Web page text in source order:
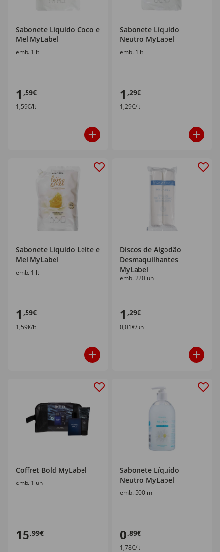
Sabonete Líquido Coco e
Mel MyLabel
emb. 1 lt
1 ,59€
1,59€/lt
Sabonete Líquido
Neutro MyLabel
emb. 1 lt
1 ,29€
1,29€/lt
Sabonete Líquido Leite e
Mel MyLabel
emb. 1 lt
1 ,59€
1,59€/lt
Discos de Algodão
Desmaquilhantes
MyLabel
emb. 220 un
1 ,29€
0,01€/un
Coffret Bold MyLabel
emb. 1 un
15,99€
Sabonete Líquido
Neutro MyLabel
emb. 500 ml
0,89€
1,78€/lt